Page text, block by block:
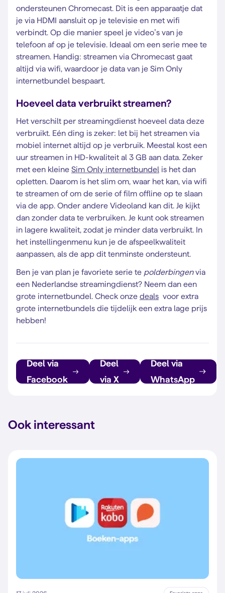
ondersteunen Chromecast. Dit is een apparaatje dat
je via HDMI aansluit op je televisie en met wifi
verbindt. Op die manier speel je video’s van je
telefoon af op je televisie. Ideaal om een serie mee te
streamen. Handig: streamen via Chromecast gaat
altijd via wifi, waardoor je data van je Sim Only
internetbundel bespaart.
Hoeveel data verbruikt streamen?
Het verschilt per streamingdienst hoeveel data deze
verbruikt. Eén ding is zeker: let bij het streamen via
mobiel internet altijd op je verbruik. Meestal kost een
uur streamen in HD-kwaliteit al 3 GB aan data. Zeker
met een kleine Sim Only internetbundel is het dan
opletten. Daarom is het slim om, waar het kan, via wifi
te streamen of om de serie of film offline op te slaan
via de app. Onder andere Videoland kan dit. Je kijkt
dan zonder data te verbruiken. Je kunt ook streamen
in lagere kwaliteit, zodat je minder data verbruikt. In
het instellingenmenu kun je de afspeelkwaliteit
aanpassen, als de app dit tenminste ondersteunt.
Ben je van plan je favoriete serie te polderbingenvia
een Nederlandse streamingdienst? Neem dan een
grote internetbundel. Check onze deals voor extra
grote internetbundels die tijdelijk een extra lage prijs
hebben!
Deel via
Facebook
Deel
via X
Deel via
WhatsApp
Ook interessant